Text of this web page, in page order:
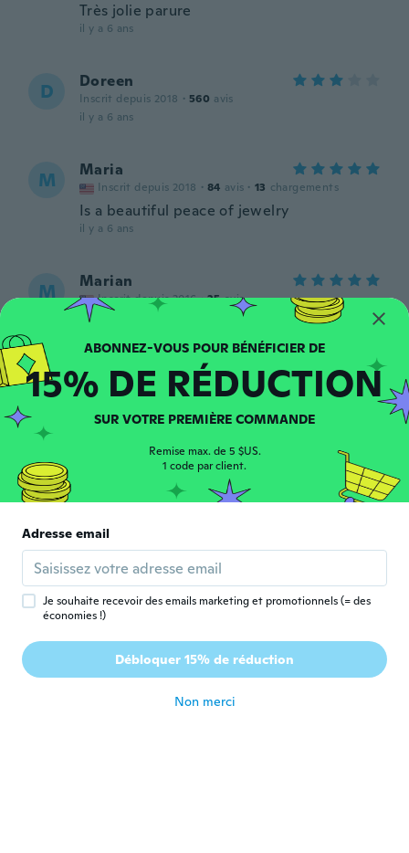
Très jolie parure
il y a 6 ans
D Doreen
Inscrit depuis 2018 · 560 avis
il y a 6 ans
M Maria
Inscrit depuis 2018 · 84 avis · 13 chargements
Is a beautiful peace of jewelry
il y a 6 ans
M Marian
Inscrit depuis 2016 · 25 avis
I got the black necklace and it is beautiful.
It doesn't look cheap or gaudy at all.
il y a 6 ans
Inscrit depuis 2017 · 130 avis · 39 chargements
S Susan
This set is beautiful. Very pleased to
receive it.
15% DE RÉDUCTION
SUR VOTRE PREMIÈRE COMMANDE
Remise max. de 5 $US.
1 code par client.
Adresse email
Je souhaite recevoir des emails marketing et promotionnels (= des
économies !)
Débloquer 15% de réduction
Non merci